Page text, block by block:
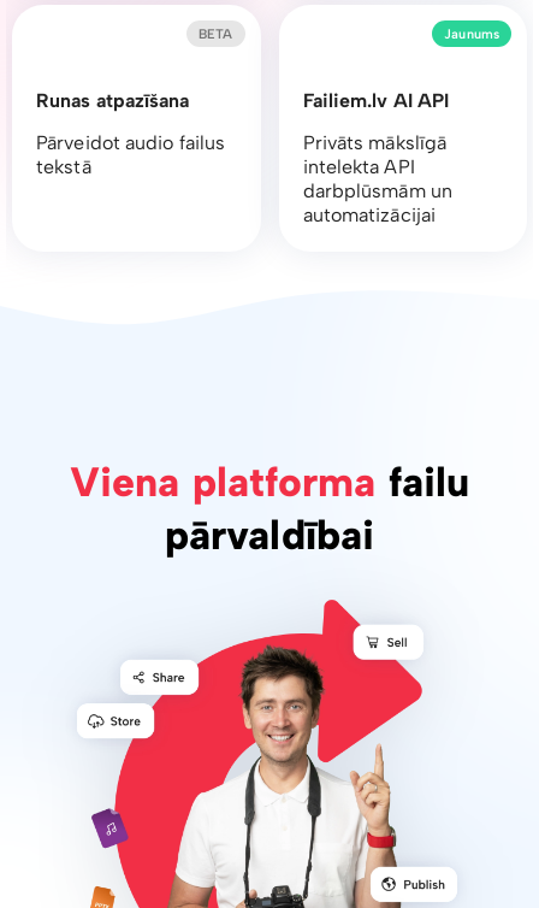
Runas atpazīšana
Pārveidot audio failus
tekstā
BETA
Failiem.lv AI API
Privāts mākslīgā
intelekta API
darbplūsmām un
automatizācijai
Jaunums
Viena platforma failu
pārvaldībai